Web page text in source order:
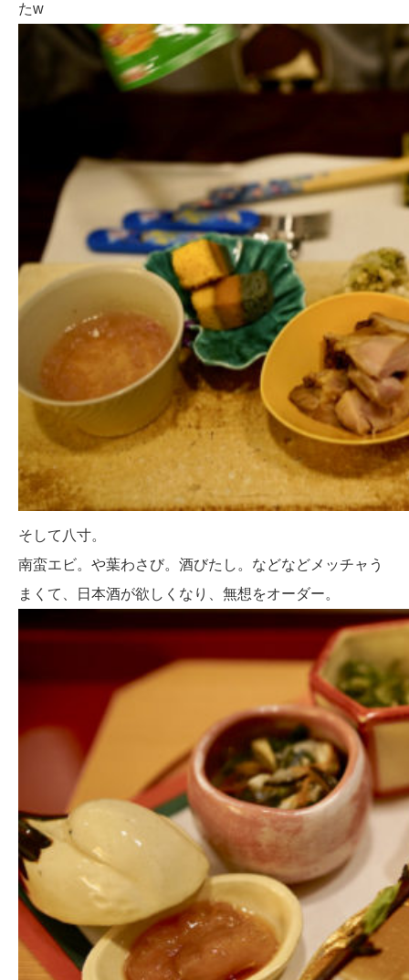
たw
そして八寸。
南蛮エビ。や葉わさび。酒びたし。などなどメッチャう
まくて、日本酒が欲しくなり、無想をオーダー。